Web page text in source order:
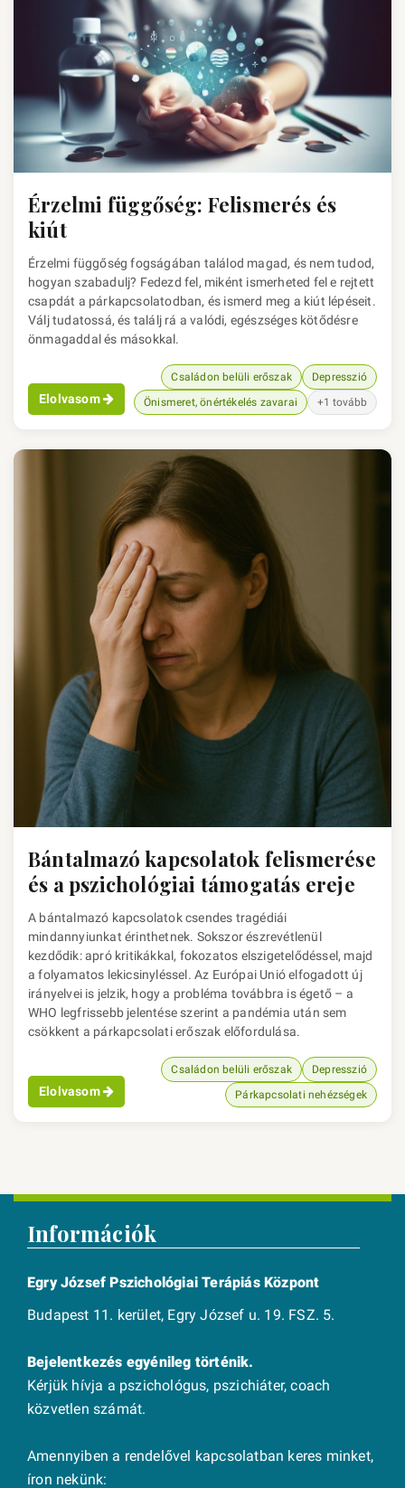
Érzelmi függőség: Felismerés és
kiút
Érzelmi függőség fogságában találod magad, és nem tudod,
hogyan szabadulj? Fedezd fel, miként ismerheted fel e rejtett
csapdát a párkapcsolatodban, és ismerd meg a kiút lépéseit.
Válj tudatossá, és találj rá a valódi, egészséges kötődésre
önmagaddal és másokkal.
Elolvasom
Családon belüli erőszak
Depresszió
Önismeret, önértékelés zavarai
+1 tovább
Bántalmazó kapcsolatok felismerése
és a pszichológiai támogatás ereje
A bántalmazó kapcsolatok csendes tragédiái
mindannyiunkat érinthetnek. Sokszor észrevétlenül
kezdődik: apró kritikákkal, fokozatos elszigetelődéssel, majd
a folyamatos lekicsinyléssel. Az Európai Unió elfogadott új
irányelvei is jelzik, hogy a probléma továbbra is égető – a
WHO legfrissebb jelentése szerint a pandémia után sem
csökkent a párkapcsolati erőszak előfordulása.
Elolvasom
Családon belüli erőszak
Depresszió
Párkapcsolati nehézségek
Információk
Egry József Pszichológiai Terápiás Központ
Budapest 11. kerület, Egry József u. 19. FSZ. 5.
Bejelentkezés egyénileg történik.
Kérjük hívja a pszichológus, pszichiáter, coach
közvetlen számát.
Amennyiben a rendelővel kapcsolatban keres minket,
íron nekünk: